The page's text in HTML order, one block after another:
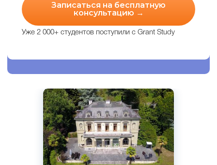
Записаться на бесплатную
консультацию →
Уже 2 000+ студентов поступили с Grant Study
Английский
Женева, Швейцария
Частный